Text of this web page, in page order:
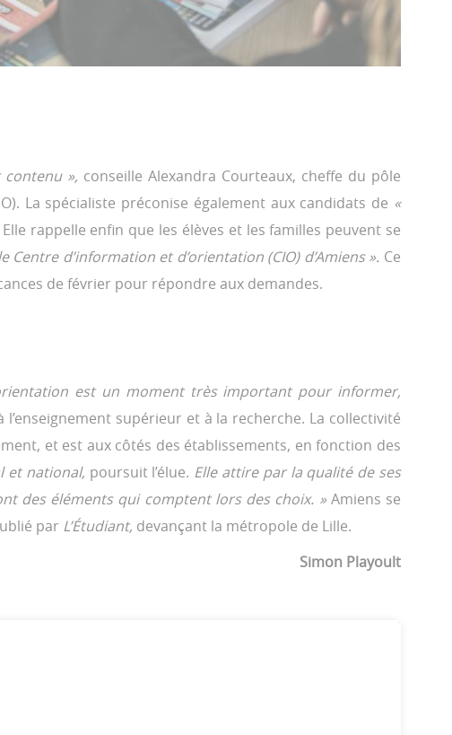
», conseille Alexandra Courteaux, cheffe du pôle
La spécialiste préconise également aux candidats de «
rappelle enfin que les élèves et les familles peuvent se
d’information et d’orientation (CIO) d’Amiens ». Ce
de février pour répondre aux demandes.
est un moment très important pour informer,
supérieur et à la recherche. La collectivité
et est aux côtés des établissements, en fonction des
et national, poursuit l’élue. Elle attire par la qualité de ses
des éléments qui comptent lors des choix. »Amiens se
par L’Étudiant, devançant la métropole de Lille.
Simon Playoult